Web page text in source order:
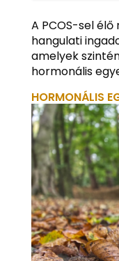
A PCOS-sel
hangulati
amelyek
hormonális
HORMONÁLIS